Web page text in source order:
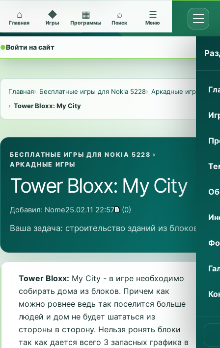
Архив Nokia 5228
●Войти на сайт
⌂
Главная
◆
Игры
▦
Программы
⌕
Поиск
☰
Меню
Главная Бесплатные игры для Nokia 5228
Аркадные игры
Tower Bloxx: My City
БЕСПЛАТНЫЕ ИГРЫ ДЛЯ NOKIA 5228 ›
АРКАДНЫЕ ИГРЫ
Tower Bloxx: My City
Добавил: Nome25.02.11 22:57 (0)
Ваша задача: строительство зданий из блоков
Tower Bloxx: My City - в игре необходимо
собирать дома из блоков. Причем как
можно ровнее ведь так поселится больше
людей и дом не будет шататься из
стороны в сторону. Нельзя ронять блоки
так как дается всего 3 запасных графика в